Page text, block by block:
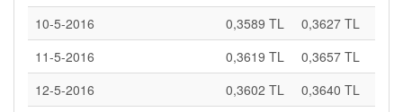
10-5-2016
0,3589 TL
0,3627 TL
11-5-2016
0,3619 TL
0,3657 TL
12-5-2016
0,3602 TL
0,3640 TL